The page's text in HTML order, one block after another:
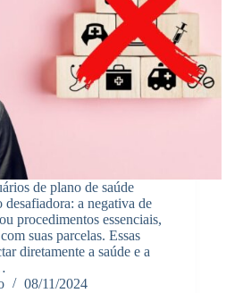
de plano de saúde
desafiadora: a negativa de
procedimentos essenciais,
suas parcelas. Essas
diretamente a saúde e a
08/11/2024